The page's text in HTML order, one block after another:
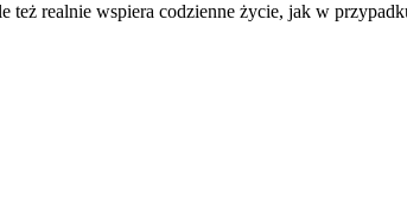
realnie wspiera codzienne życie, jak w